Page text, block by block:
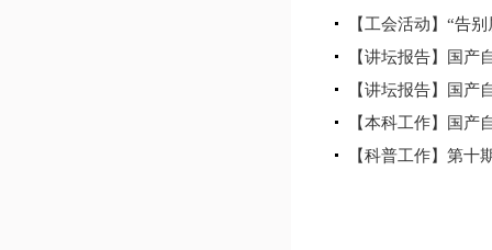
【工会活动】“告
【讲坛报告】国
【讲坛报告】国
【本科工作】国产
【科普工作】第十